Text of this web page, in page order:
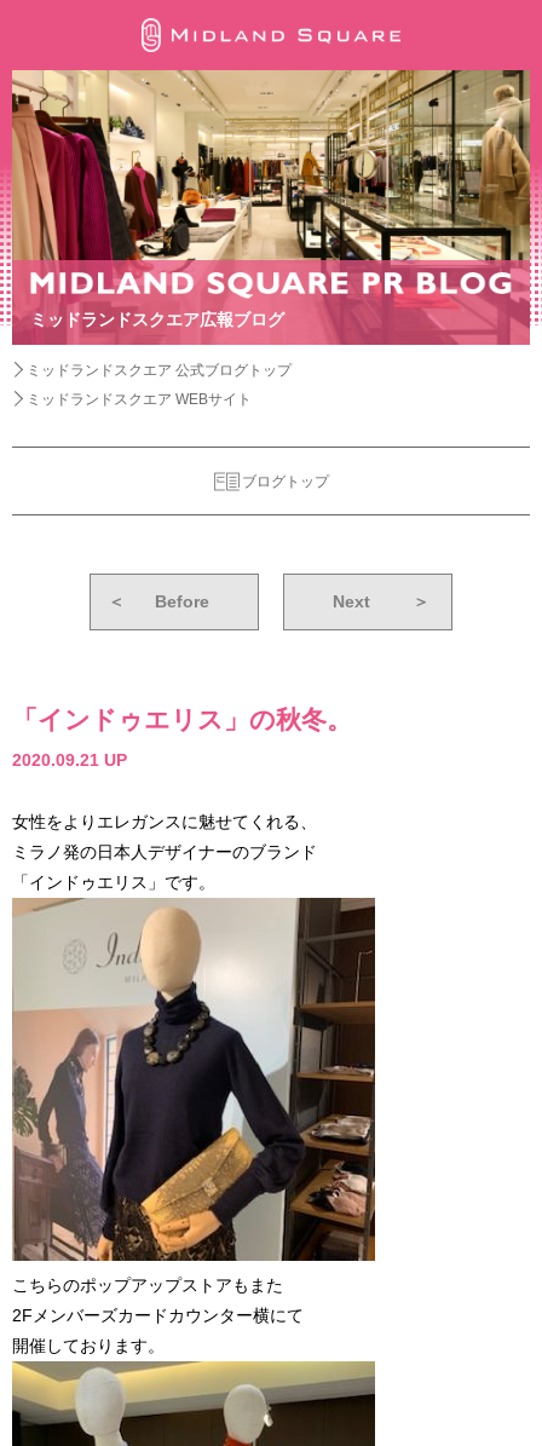
ミッドランドスクエア広報ブログ
ミッドランドスクエア 公式ブログトップ
ミッドランドスクエア WEBサイト
ブログトップ
＜ Before Next ＞
「インドゥエリス」の秋冬。
2020.09.21 UP
女性をよりエレガンスに魅せてくれる、
ミラノ発の日本人デザイナーのブランド
「インドゥエリス」です。
こちらのポップアップストアもまた
2Fメンバーズカードカウンター横にて
開催しております。